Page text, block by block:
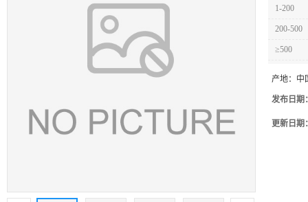
1-200
200-500
≥500
产地： 中
发布日期
更新日期